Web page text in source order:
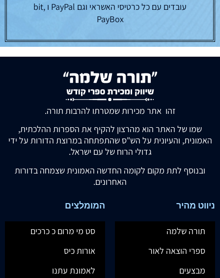
עובדים עם כל כרטיסי האשראי וגם PayPal ו bit,
PayBox
זהו אתר מכירות שמטרתו להרבות תורה.
שמו של האתר הוא מהרצון להקיף את הספרות ההלכתית,
האמונית, והעיונית על הש"ס שהתפתחה במרוצת הדורות על ידי
גדולי הרוח של עם ישראל.
ובנוסף לתת מקום לקומה החדשה האמונית שצמחה בדורות
האחרונים.
ניווט מהיר
תורה שלמה
ספרי הוצאה לאור
מבצעים
המומלצים
סט מי מרום כ כרכים
אורות כיס
לאמונת עתנו